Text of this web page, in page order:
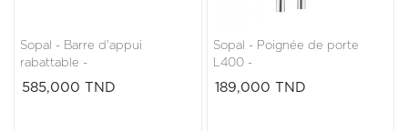
Sopal - Barre d'appui
rabattable -
Prix
585,000 TND
Sopal - Poignée de porte
L400 -
Prix
189,000 TND